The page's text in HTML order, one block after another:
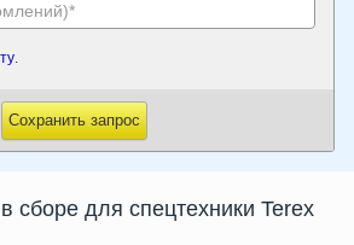
.
Сохранить запрос
сборе для спецтехники Terex